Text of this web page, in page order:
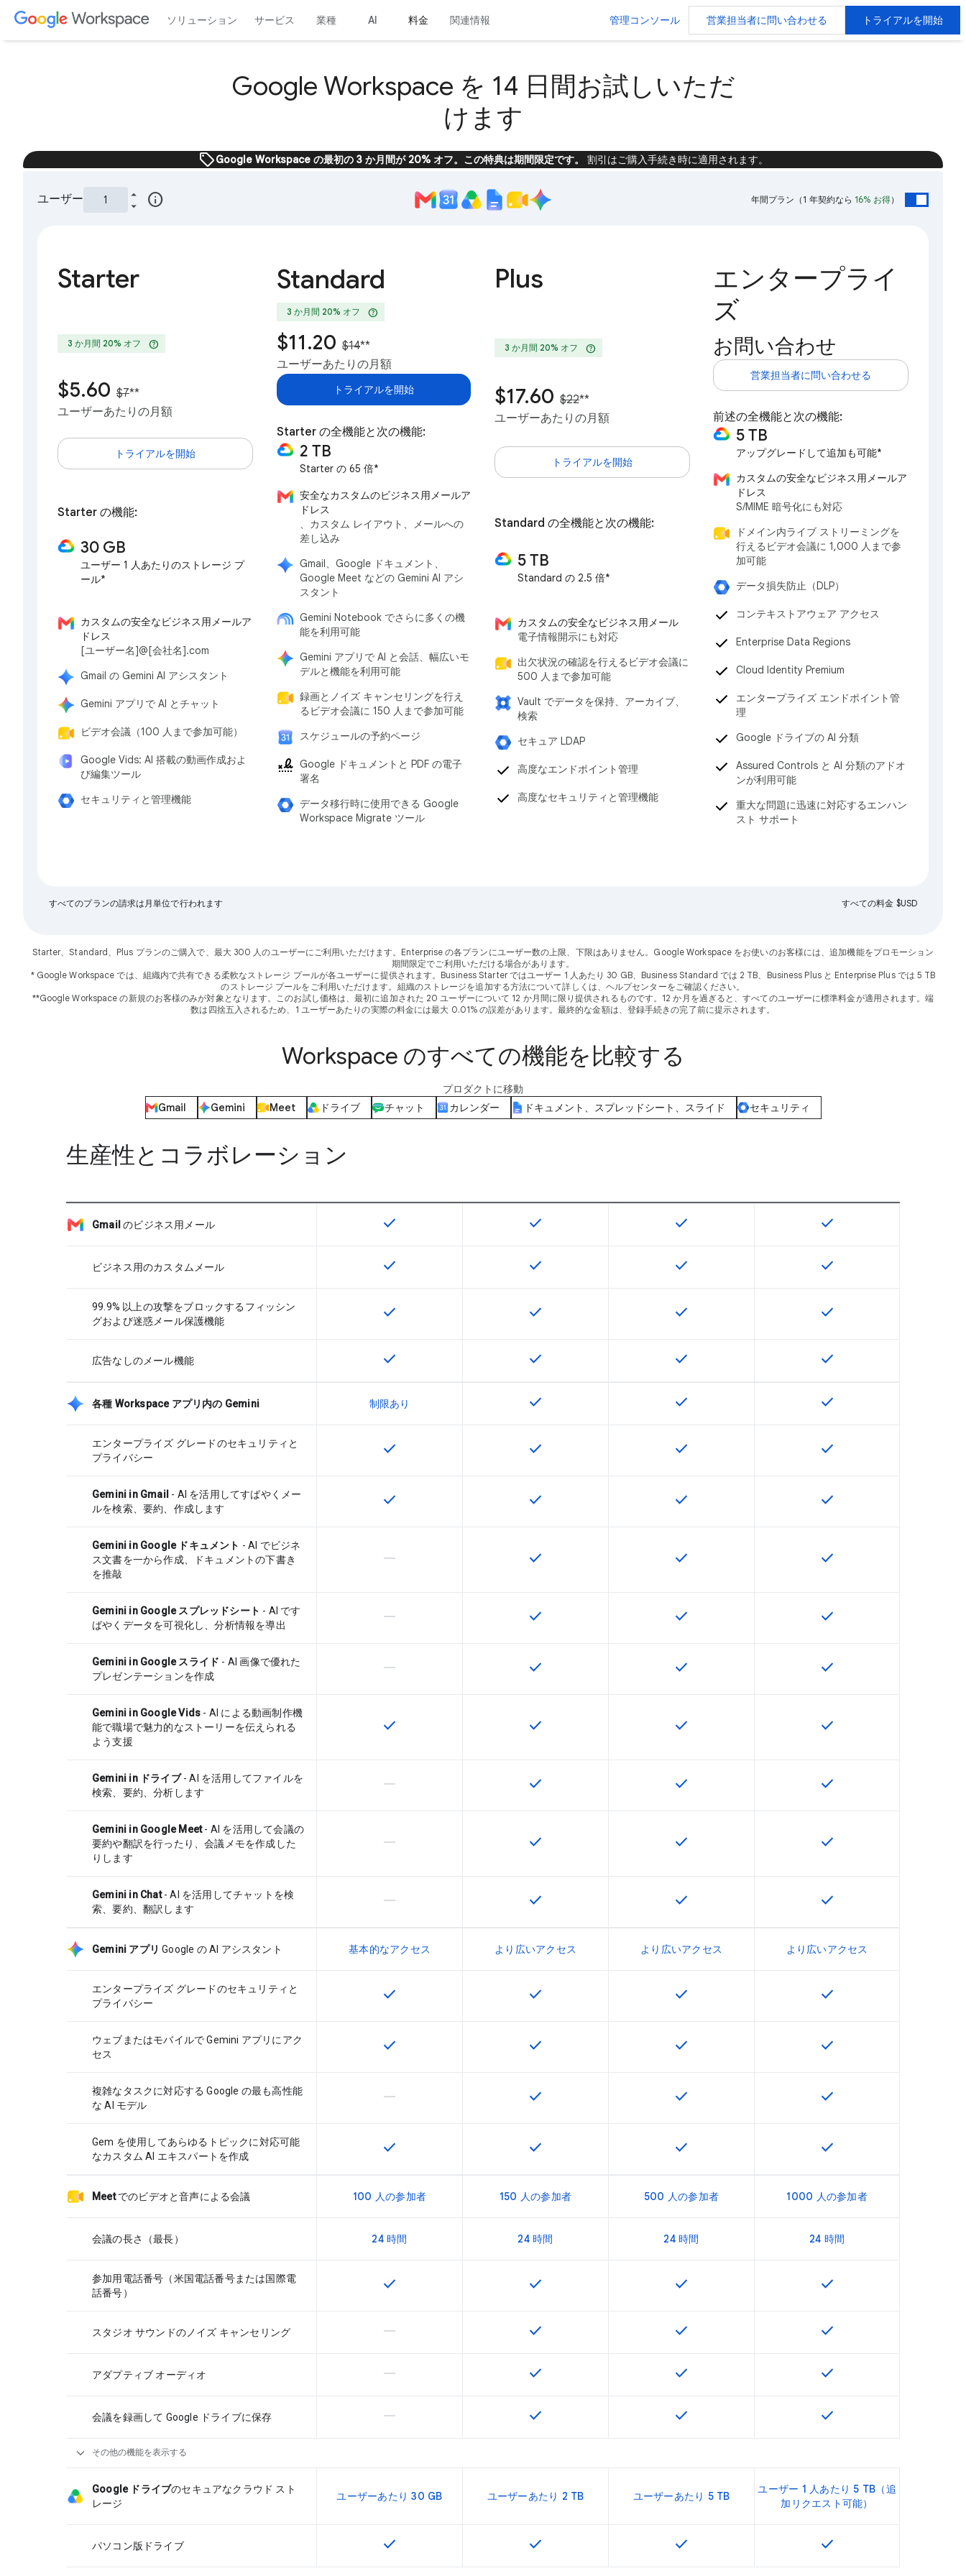
ソリューション サービス 業種 AI 料金 関連情報 管理コンソール 営業担当者に問い合わせる トライアルを開始
Google Workspace を 14 日間お試しいただ
けます
sellGoogle Workspace の最初の 3 か月間が 20% オフ。この特典は期間限定です。 割引はご購入手続き時に適用されます。
ユーザー info 年間プラン （1 年契約なら 16% お得）
Starter
3 か月間 20% オフ help
$5.60 $7**
ユーザーあたりの月額
トライアルを開始
Starter の機能:
30 GB
ユーザー 1 人あたりのストレージ プ
ール*
カスタムの安全なビジネス用メールア
ドレス
[ユーザー名]@[会社名].com
Gmail の Gemini AI アシスタント
Gemini アプリで AI とチャット
ビデオ会議（100 人まで参加可能）
Google Vids: AI 搭載の動画作成およ
び編集ツール
セキュリティと管理機能
Standard
3 か月間 20% オフ help
$11.20 $14**
ユーザーあたりの月額
トライアルを開始
Starter の全機能と次の機能:
2 TB
Starter の 65 倍*
安全なカスタムのビジネス用メールア
ドレス
、カスタム レイアウト、メールへの
差し込み
Gmail、Google ドキュメント、
Google Meet などの Gemini AI アシ
スタント
Gemini Notebook でさらに多くの機
能を利用可能
Gemini アプリで AI と会話、幅広いモ
デルと機能を利用可能
録画とノイズ キャンセリングを行え
るビデオ会議に 150 人まで参加可能
スケジュールの予約ページ
Google ドキュメントと PDF の電子
署名
データ移行時に使用できる Google
Workspace Migrate ツール
Plus
3 か月間 20% オフ help
$17.60 $22**
ユーザーあたりの月額
トライアルを開始
Standard の全機能と次の機能:
5 TB
Standard の 2.5 倍*
カスタムの安全なビジネス用メール
電子情報開示にも対応
出欠状況の確認を行えるビデオ会議に
500 人まで参加可能
Vault でデータを保持、アーカイブ、
検索
セキュア LDAP
高度なエンドポイント管理
高度なセキュリティと管理機能
エンタープライ
ズ
お問い合わせ
営業担当者に問い合わせる
前述の全機能と次の機能:
5 TB
アップグレードして追加も可能*
カスタムの安全なビジネス用メールア
ドレス
S/MIME 暗号化にも対応
ドメイン内ライブ ストリーミングを
行えるビデオ会議に 1,000 人まで参
加可能
データ損失防止（DLP）
コンテキストアウェア アクセス
Enterprise Data Regions
Cloud Identity Premium
エンタープライズ エンドポイント管
理
Google ドライブの AI 分類
Assured Controls と AI 分類のアドオ
ンが利用可能
重大な問題に迅速に対応するエンハン
スト サポート
すべてのプランの請求は月単位で行われます すべての料金 $USD
Starter、Standard、Plus プランのご購入で、最大 300 人のユーザーにご利用いただけます。Enterprise の各プランにユーザー数の上限、下限はありません。Google Workspace をお使いのお客様には、追加機能をプロモーション
期間限定でご利用いただける場合があります。
* Google Workspace では、組織内で共有できる柔軟なストレージ プールが各ユーザーに提供されます。Business Starter ではユーザー 1 人あたり 30 GB、Business Standard では 2 TB、Business Plus と Enterprise Plus では 5 TB
のストレージ プールをご利用いただけます。組織のストレージを追加する方法について詳しくは、ヘルプセンターをご確認ください。
**Google Workspace の新規のお客様のみが対象となります。このお試し価格は、最初に追加された 20 ユーザーについて 12 か月間に限り提供されるものです。12 か月を過ぎると、すべてのユーザーに標準料金が適用されます。端
数は四捨五入されるため、1 ユーザーあたりの実際の料金には最大 0.01% の誤差があります。最終的な金額は、登録手続きの完了前に提示されます。
Workspace のすべての機能を比較する
プロダクトに移動
Gmail
Gemini Meet ドライブ チャット カレンダー ドキュメント、スプレッドシート、スライド セキュリティ
生産性とコラボレーション
Gmail のビジネス用メール この機能は該当の SKU で利用できます
check この機能は該当の SKU で利用できます
check この機能は該当の SKU で利用できます
check この機能は該当の SKU で利
check
ビジネス用のカスタムメール この機能は該当の SKU で利用できます
check この機能は該当の SKU で利用できます
check この機能は該当の SKU で利用できます
check この機能は該当の SKU で利
check
99.9% 以上の攻撃をブロックするフィッシン
グおよび迷惑メール保護機能
この機能は該当の SKU で利用できます
check この機能は該当の SKU で利用できます
check この機能は該当の SKU で利用できます
check この機能は該当の SKU で利
check
広告なしのメール機能 この機能は該当の SKU で利用できます
check この機能は該当の SKU で利用できます
check この機能は該当の SKU で利用できます
check この機能は該当の SKU で利
check
各種 Workspace アプリ内の Gemini 制限あり この機能は該当の SKU で利用できます
check この機能は該当の SKU で利用できます
check この機能は該当の SKU で利
check
エンタープライズ グレードのセキュリティと
プライバシー
この機能は該当の SKU で利用できます
check この機能は該当の SKU で利用できます
check この機能は該当の SKU で利用できます
check この機能は該当の SKU で利
check
Gemini in Gmail - AI を活用してすばやくメー
ルを検索、要約、作成します
この機能は該当の SKU で利用できます
check この機能は該当の SKU で利用できます
check この機能は該当の SKU で利用できます
check この機能は該当の SKU で利
check
Gemini in Google ドキュメント - AI でビジネ
ス文書を一から作成、ドキュメントの下書き
を推敲
この機能は該当の SKU でサポートされていません
horizontal_rule この機能は該当の SKU で利用できます
check この機能は該当の SKU で利用できます
check この機能は該当の SKU で利
check
Gemini in Google スプレッドシート - AI です
ばやくデータを可視化し、分析情報を導出
この機能は該当の SKU でサポートされていません
horizontal_rule この機能は該当の SKU で利用できます
check この機能は該当の SKU で利用できます
check この機能は該当の SKU で利
check
Gemini in Google スライド - AI 画像で優れた
プレゼンテーションを作成
この機能は該当の SKU でサポートされていません
horizontal_rule この機能は該当の SKU で利用できます
check この機能は該当の SKU で利用できます
check この機能は該当の SKU で利
check
Gemini in Google Vids - AI による動画制作機
能で職場で魅力的なストーリーを伝えられる
よう支援
この機能は該当の SKU で利用できます
check この機能は該当の SKU で利用できます
check この機能は該当の SKU で利用できます
check この機能は該当の SKU で利
check
Gemini in ドライブ- AI を活用してファイルを
検索、要約、分析します
この機能は該当の SKU でサポートされていません
horizontal_rule この機能は該当の SKU で利用できます
check この機能は該当の SKU で利用できます
check この機能は該当の SKU で利
check
Gemini in Google Meet- AI を活用して会議の
要約や翻訳を行ったり、会議メモを作成した
りします
この機能は該当の SKU でサポートされていません
horizontal_rule この機能は該当の SKU で利用できます
check この機能は該当の SKU で利用できます
check この機能は該当の SKU で利
check
Gemini in Chat- AI を活用してチャットを検
索、要約、翻訳します
この機能は該当の SKU でサポートされていません
horizontal_rule この機能は該当の SKU で利用できます
check この機能は該当の SKU で利用できます
check この機能は該当の SKU で利
check
Gemini アプリ Google の AI アシスタント 基本的なアクセス より広いアクセス より広いアクセス より広いアクセス
エンタープライズ グレードのセキュリティと
プライバシー
この機能は該当の SKU で利用できます
check この機能は該当の SKU で利用できます
check この機能は該当の SKU で利用できます
check この機能は該当の SKU で利
check
ウェブまたはモバイルで Gemini アプリにアク
セス
この機能は該当の SKU で利用できます
check この機能は該当の SKU で利用できます
check この機能は該当の SKU で利用できます
check この機能は該当の SKU で利
check
複雑なタスクに対応する Google の最も高性能
な AI モデル
この機能は該当の SKU でサポートされていません
horizontal_rule この機能は該当の SKU で利用できます
check この機能は該当の SKU で利用できます
check この機能は該当の SKU で利
check
Gem を使用してあらゆるトピックに対応可能
なカスタム AI エキスパートを作成
この機能は該当の SKU で利用できます
check この機能は該当の SKU で利用できます
check この機能は該当の SKU で利用できます
check この機能は該当の SKU で利
check
Meet でのビデオと音声による会議 100 人の参加者 150 人の参加者 500 人の参加者 1000 人の参加者
会議の長さ（最長） 24 時間 24 時間 24 時間 24 時間
参加用電話番号（米国電話番号または国際電
話番号）
この機能は該当の SKU で利用できます
check この機能は該当の SKU で利用できます
check この機能は該当の SKU で利用できます
check この機能は該当の SKU で利
check
スタジオ サウンドのノイズ キャンセリング この機能は該当の SKU でサポートされていません
horizontal_rule この機能は該当の SKU で利用できます
check この機能は該当の SKU で利用できます
check この機能は該当の SKU で利
check
アダプティブ オーディオ この機能は該当の SKU でサポートされていません
horizontal_rule この機能は該当の SKU で利用できます
check この機能は該当の SKU で利用できます
check この機能は該当の SKU で利
check
会議を録画して Google ドライブに保存 この機能は該当の SKU でサポートされていません
horizontal_rule この機能は該当の SKU で利用できます
check この機能は該当の SKU で利用できます
check この機能は該当の SKU で利
check
expand_more その他の機能を表示する
Google ドライブのセキュアなクラウド スト
レージ
ユーザーあたり 30 GB ユーザーあたり 2 TB ユーザーあたり 5 TB
ユーザー 1 人あたり 5 TB（追
加リクエスト可能）
パソコン版ドライブ この機能は該当の SKU で利用できます
check この機能は該当の SKU で利用できます
check この機能は該当の SKU で利用できます
check この機能は該当の SKU で利
check